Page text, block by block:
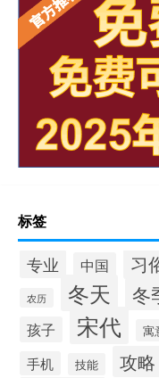
标签
专业 中国 习
农历 冬天 冬
孩子 宋代 寓
手机
技能 攻略